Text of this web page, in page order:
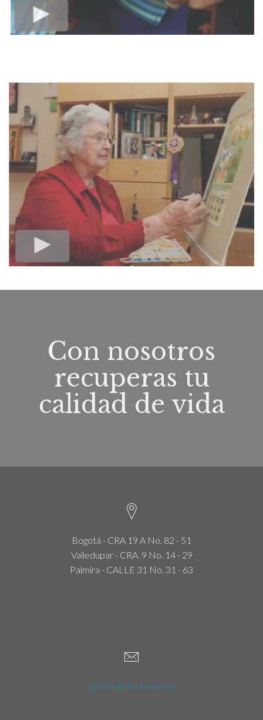
Con nosotros
recuperas tu
calidad de vida
Bogotá - CRA 19 A No. 82 - 51
Valledupar - CRA. 9 No. 14 - 29
Palmira - CALLE 31 No. 31 - 63
info@saludreinun.com